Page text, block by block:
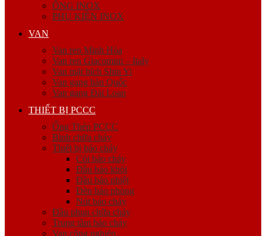
ỐNG INOX
PHỤ KIỆN INOX
VAN
Van ren Minh Hòa
Van ren Giacomini – Italy
Van mặt bích Shin Yi
Van gang hàn Quốc
Van gang Đài Loan
THIẾT BỊ PCCC
Ống Thép PCCC
Bình chữa cháy
Thiết bị báo cháy
Còi báo cháy
Đầu báo khói
Đầu báo nhiệt
Đèn báo phòng
Nút báo cháy
Đầu phun chữa cháy
Trung tâm báo cháy
Van công nghiệp